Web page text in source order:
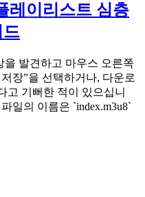
레이리스트 심층
드
발견하고 마우스 오른쪽
장”을 선택하거나, 다운로
고 기뻐한 적이 있으십니
일의 이름은 `index.m3u8`